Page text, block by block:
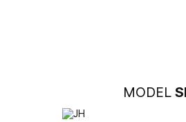
MODEL